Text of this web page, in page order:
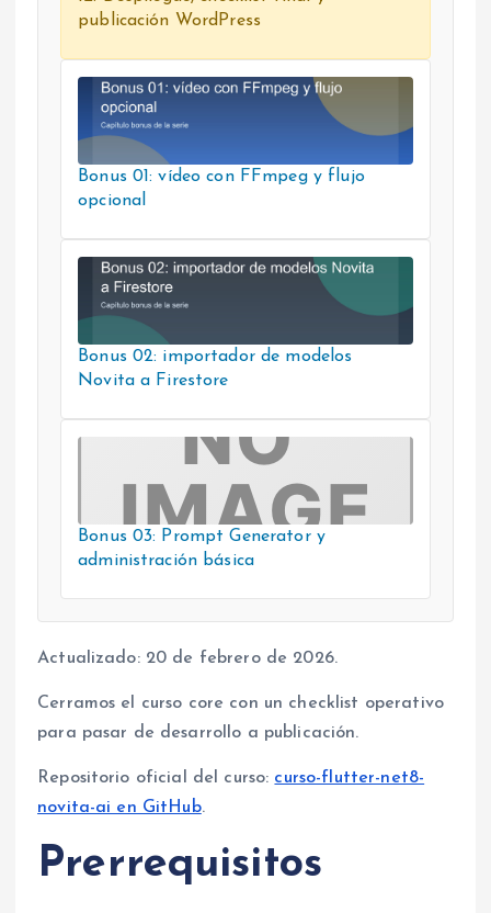
publicación WordPress
Bonus 01: vídeo con FFmpeg y flujo
opcional
Bonus 02: importador de modelos
Novita a Firestore
Bonus 03: Prompt Generator y
administración básica
Actualizado: 20 de febrero de 2026.
Cerramos el curso core con un checklist operativo
para pasar de desarrollo a publicación.
Repositorio oficial del curso: curso-flutter-net8-
novita-ai en GitHub.
Prerrequisitos